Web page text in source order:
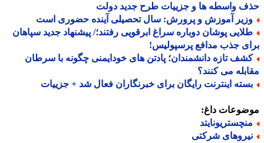
واسطه ها و جزییات طرح جدید دولت
آموزش و پرورش: سال تحصیلی آینده حضوری است
پوشان دوباره سراغ ابرقویی رفتند؛/ پیشنهاد جدید سپاهان
جذب مدافع پرسپولیس!
تازه دانشمندان؛ پادتن های خودایمنی چگونه با سرطان
می کنند؟
اینترنت رایگان برای خبرنگاران فعال شد + جزییات
داغ:
شرکتی